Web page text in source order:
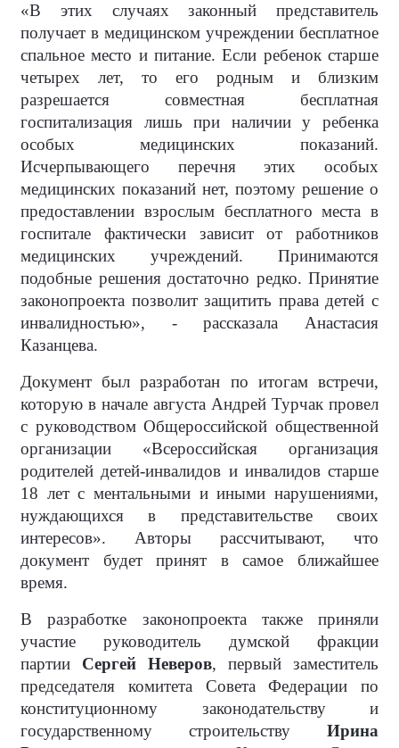
«В этих случаях законный представитель
получает в медицинском учреждении бесплатное
спальное место и питание. Если ребенок старше
четырех лет, то его родным и близким
разрешается совместная бесплатная
госпитализация лишь при наличии у ребенка
особых медицинских показаний.
Исчерпывающего перечня этих особых
медицинских показаний нет, поэтому решение о
предоставлении взрослым бесплатного места в
госпитале фактически зависит от работников
медицинских учреждений. Принимаются
подобные решения достаточно редко. Принятие
законопроекта позволит защитить права детей с
инвалидностью», - рассказала Анастасия
Казанцева.
Документ был разработан по итогам встречи,
которую в начале августа Андрей Турчак провел
с руководством Общероссийской общественной
организации «Всероссийская организация
родителей детей-инвалидов и инвалидов старше
18 лет с ментальными и иными нарушениями,
нуждающихся в представительстве своих
интересов». Авторы рассчитывают, что
документ будет принят в самое ближайшее
время.
В разработке законопроекта также приняли
участие руководитель думской фракции
партии Сергей Неверов, первый заместитель
председателя комитета Совета Федерации по
конституционному законодательству и
государственному строительству Ирина